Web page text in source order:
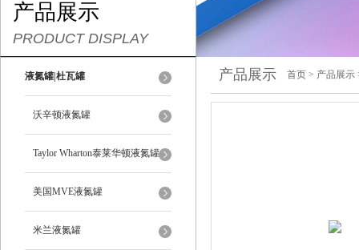
产品展示
PRODUCT DISPLAY
液氮罐|杜瓦罐
沃辛顿液氮罐
Taylor Wharton泰莱华顿液氮罐
美国MVE液氮罐
米兰液氮罐
产品展示 首页 > 产品展示